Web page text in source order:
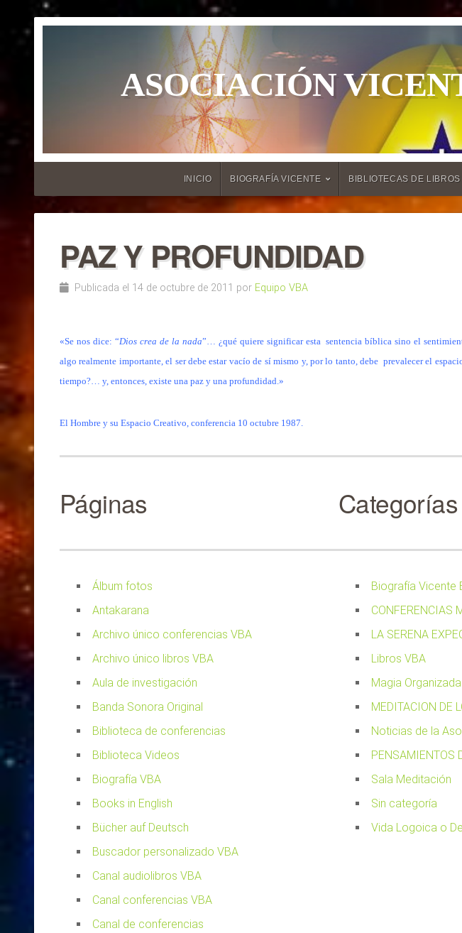
ASOCIACIÓN
INICIO BIOGRAFÍA VICENTE BIBLIOTECAS DE LIBROS
PAZ Y PROFUNDIDAD
Publicada el 14 de octubre de 2011 por Equipo VBA
«Se nos dice: “Dios crea de la nada”… ¿qué quiere significar esta sentencia bíblica sino el
algo realmente importante, el ser debe estar vacío de sí mismo y, por lo tanto, debe prevalecer el
tiempo?… y, entonces, existe una paz y una profundidad.»
El Hombre y su Espacio Creativo, conferencia 10 octubre 1987.
Páginas
Álbum fotos
Antakarana
Archivo único conferencias VBA
Archivo único libros VBA
Aula de investigación
Banda Sonora Original
Biblioteca de conferencias
Biblioteca Videos
Biografía VBA
Books in English
Bücher auf Deutsch
Buscador personalizado VBA
Canal audiolibros VBA
Canal conferencias VBA
Canal de conferencias
Categorías
Biografía Vicente
CONFERENCIAS
LA SERENA
Libros VBA
Magia Organizada
MEDITACION DE
Noticias de la
PENSAMIENTOS
Sala Meditación
Sin categoría
Vida Logoica o